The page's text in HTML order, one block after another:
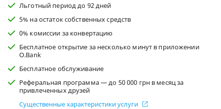
Льготный период до 92 дней
5% на остаток собственных средств
0% комиссии за конвертацию
Бесплатное открытие за несколько минут в приложении
O.Bank
Бесплатное обслуживание
Реферальная программа — до 50 000 грн в месяц за
привлеченных друзей
Существенные характеристики услуги